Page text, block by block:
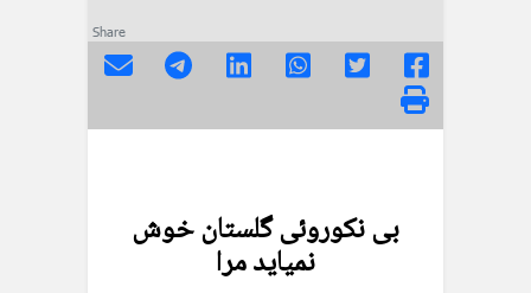
Share
بی نکوروئی گلستان خوش
نمیاید مرا